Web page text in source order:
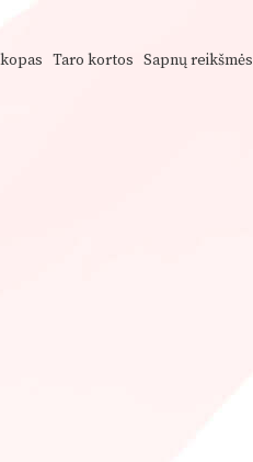
Taro kortos Sapnų reikšmės